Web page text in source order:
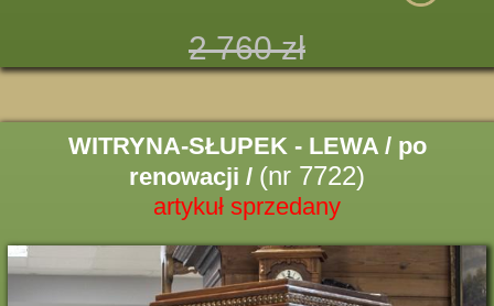
2 760 zł
WITRYNA-SŁUPEK - LEWA / po
renowacji / (nr 7722)
artykuł sprzedany